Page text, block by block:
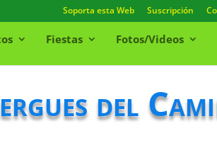
Soporta esta Web Suscripción
Fiestas Fotos/Videos
del